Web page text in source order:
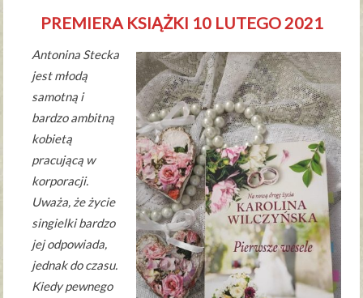
PREMIERA KSIĄŻKI 10 LUTEGO 2021
Antonina Stecka
jest młodą
samotną i
bardzo ambitną
kobietą
pracującą w
korporacji.
Uważa, że życie
singielki bardzo
jej odpowiada,
jednak do czasu.
Kiedy pewnego